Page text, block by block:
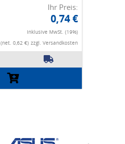
Ihr Preis:
0,74 €
Inklusive MwSt. (19%)
(net. 0,62 €) zzgl. Versandkosten